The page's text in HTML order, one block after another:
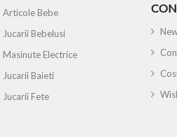
Articole Bebe
Jucarii Bebelusi
Masinute Electrice
Jucarii Baieti
Jucarii Fete